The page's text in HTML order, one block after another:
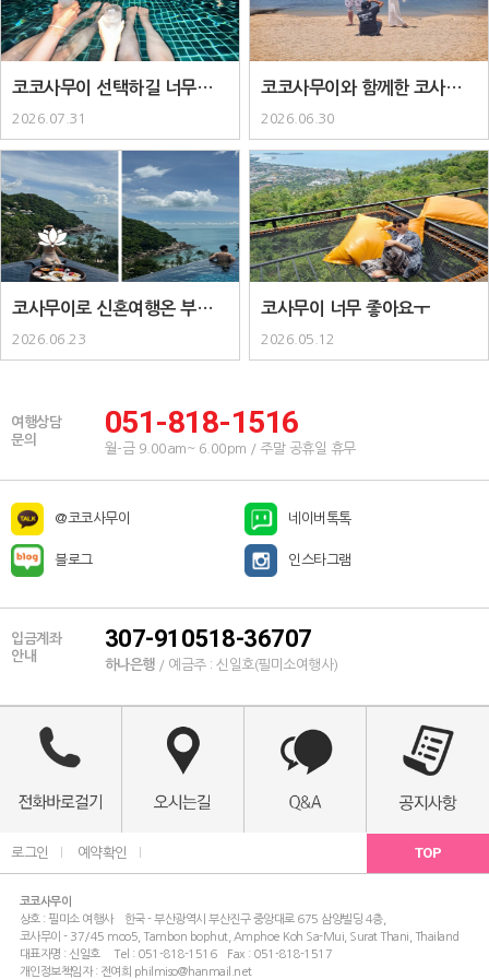
코코사무이 선택하길 너무너무
잘한거같아요..
2026.07.31
코코사무이와 함께한 코사무이
패키지..
2026.06.30
코사무이로 신혼여행온 부부입
니다 :) ..
2026.06.23
코사무이 너무 좋아요ㅜ
2026.05.12
여행상담
문의
051-818-1516
월-금 9.00am~ 6.00pm / 주말 공휴일 휴무
@코코사무이
블로그
네이버톡톡
인스타그램
입금계좌
안내
307-910518-36707
하나은행/ 예금주 : 신일호(필미소여행사)
로그인 예약확인 TOP
코코사무이
상호 : 필미소 여행사 한국 - 부산광역시 부산진구 중앙대로 675 삼양빌딩 4층,
코사무이 - 37/45 moo5, Tambon bophut, Amphoe Koh Sa-Mui, Surat Thani, Thailand
대표자명 : 신일호 Tel : 051-818-1516 Fax : 051-818-1517
개인정보책임자 : 전여희 philmiso@hanmail.net